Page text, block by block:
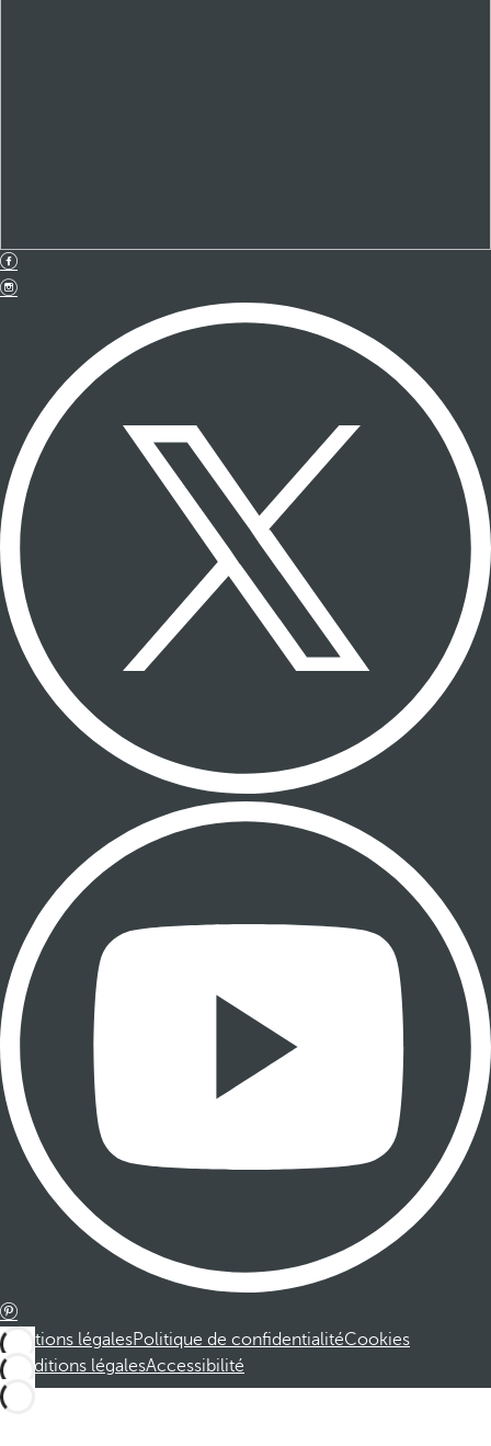
Mentions légalesPolitique de confidentialitéCookies
Conditions légalesAccessibilité